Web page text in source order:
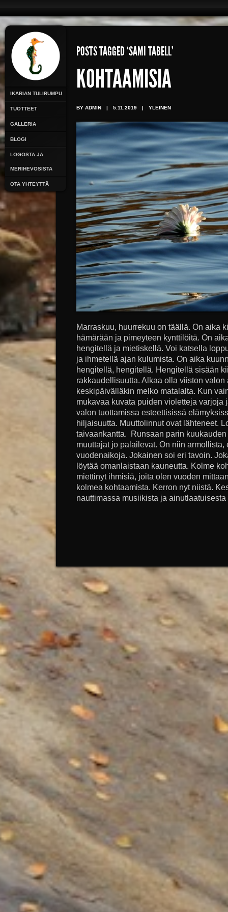
IKARIAN TULIRUMPU
TUOTTEET
GALLERIA
BLOGI
LOGOSTA JA
MERIHEVOSISTA
OTA YHTEYTTÄ
POSTS TAGGED ‘SAMI TABELL’
KOHTAAMISIA
BY ADMIN | 5.11.2019 | YLEINEN
Marraskuu, huurrekuu on täällä. On aika
hämärään ja pimeyteen kynttilöitä. On
hengitellä ja mietiskellä. Voi katsella
ja ihmetellä ajan kulumista. On aika
hengitellä, hengitellä. Hengitellä sisään
rakkaudellisuutta. Alkaa olla viiston
keskipäivälläkin melko matalalta. Kun
mukavaa kuvata puiden violetteja varjoja
valon tuottamissa esteettisissä
hiljaisuutta. Muuttolinnut ovat lähteneet.
taivaankantta. Runsaan parin
muuttajat jo palailevat. On niin
vuodenaikoja. Jokainen soi eri tavoin.
löytää omanlaistaan kauneutta. Kolme
miettinyt ihmisiä, joita olen vuoden
kolmea kohtaamista. Kerron nyt niistä.
nauttimassa musiikista ja ainutlaatuisesta